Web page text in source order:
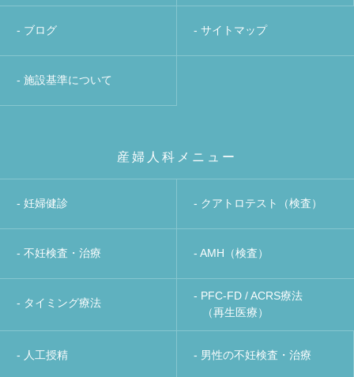
- ブログ - サイトマップ
- 施設基準について
産婦人科メニュー
- 妊婦健診 - クアトロテスト（検査）
- 不妊検査・治療 - AMH（検査）
- タイミング療法
- PFC-FD / ACRS療法
（再生医療）
- 人工授精 - 男性の不妊検査・治療